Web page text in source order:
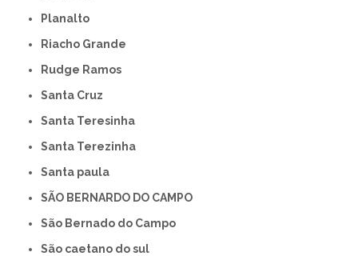
Planalto
Riacho Grande
Rudge Ramos
Santa Cruz
Santa Teresinha
Santa Terezinha
Santa paula
SÃO BERNARDO DO CAMPO
São Bernado do Campo
São caetano do sul